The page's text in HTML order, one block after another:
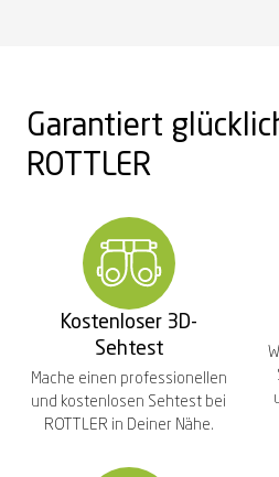
Garantiert
ROTTLER
Kostenloser 3D-
Sehtest
Mache einen professionellen
und kostenlosen Sehtest bei
ROTTLER in Deiner Nähe.